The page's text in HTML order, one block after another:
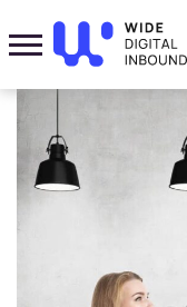
Home»Blog » تحسين
بأسعار تتناسب مع ميزانيتك